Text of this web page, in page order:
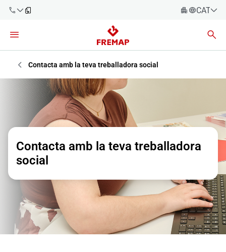
900 61 00
61
919 61 61
900 61 00
CATALÀ
Español
English
Empreses
Assessories
Treballadors
Proveïdors
Contacta amb la teva treballadora social
Contacta amb la teva treballadora
social